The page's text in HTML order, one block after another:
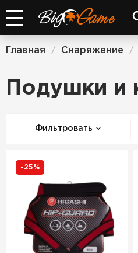
Главная / Снаряжение /
Подушки и
Фильтровать
-25%